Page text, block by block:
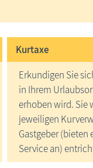
Kurtaxe
Erkundigen Sie
in Ihrem
erhoben wird. Sie
jeweiligen
Gastgeber (bieten
Service an)